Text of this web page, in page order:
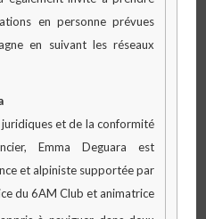
en personne prévues
en suivant les réseaux
et de la conformité
Emma Deguara est
et alpiniste supportée par
du 6AM Club et animatrice